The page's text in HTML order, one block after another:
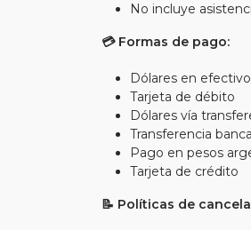
No incluye
💳 Formas de pago:
Dólares en efectivo
Tarjeta de débito
Dólares vía
Transferencia
Pago en pesos
Tarjeta de crédito
📝 Políticas de